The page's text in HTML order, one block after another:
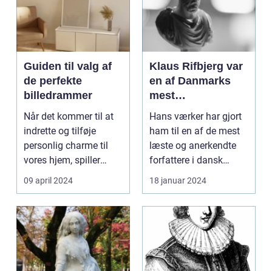
Guiden til valg af
de perfekte
billedrammer
Når det kommer til at
indrette og tilføje
personlig charme til
vores hjem, spiller
billedrammer en a...
09 april 2024
Klaus Rifbjerg var
en af Danmarks
mest
betydningsfulde
forfattere og
forfatter til en lang
række bøger, der
forskellige genrer
og temaer
Hans værker har gjort
ham til en af de mest
læste og anerkendte
forfattere i dansk
litteraturhistori...
18 januar 2024